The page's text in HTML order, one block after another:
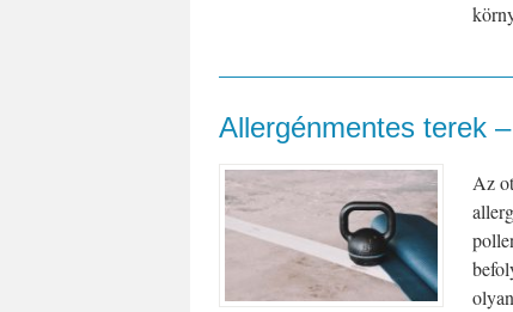
Allergénmentes terek
Az